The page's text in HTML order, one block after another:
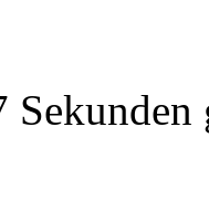
Sekunden